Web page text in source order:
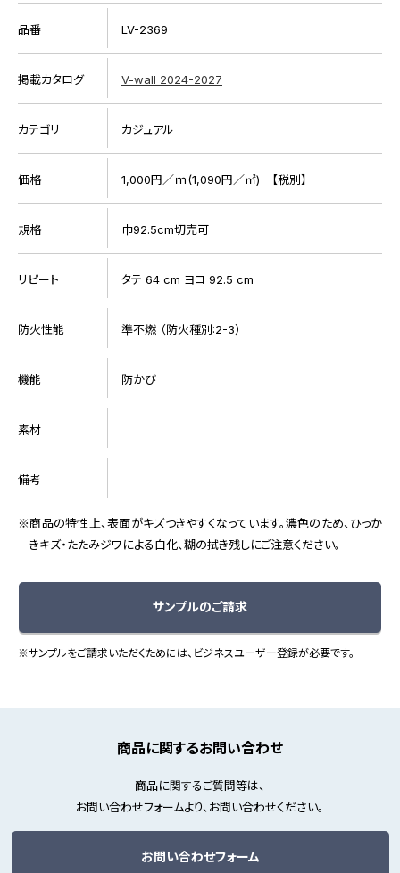
EN
品番 LV-2369
掲載カタログ V-wall 2024-2027
カテゴリ カジュアル
価格 1,000円／ｍ(1,090円／㎡) 【税別】
規格 巾92.5cm切売可
リピート タテ 64 cm ヨコ 92.5 cm
防火性能 準不燃 （防火種別:2-3）
機能 防かび
素材
備考
商品の特性上、表面がキズつきやすくなっています。濃色のため、ひっか
きキズ・たたみジワによる白化、糊の拭き残しにご注意ください。
サンプルのご請求
※サンプルをご請求いただくためには、ビジネスユーザー登録が必要です。
商品に関するお問い合わせ
商品に関するご質問等は、
お問い合わせフォームより、お問い合わせください。
お問い合わせフォーム